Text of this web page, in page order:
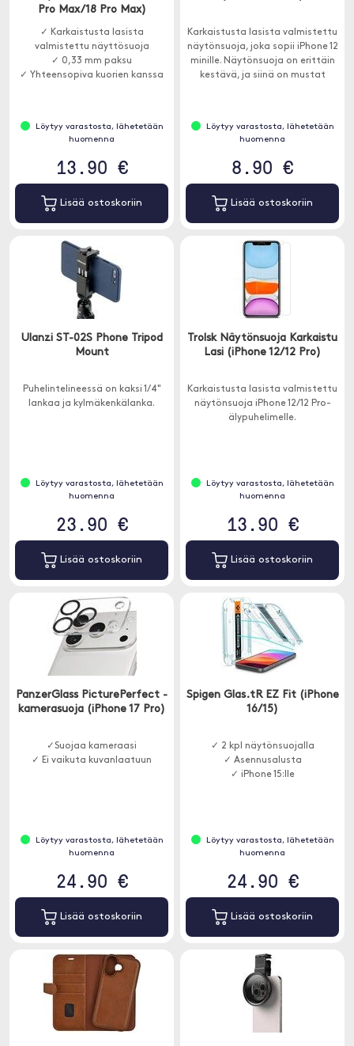
Pro Max/18 Pro Max)
✓ Karkaistusta lasista
valmistettu näyttösuoja
✓ 0,33 mm paksu
✓ Yhteensopiva kuorien kanssa
Löytyy varastosta, lähetetään
huomenna
13.90 €
Lisää ostoskoriin
Karkaistusta lasista valmistettu
näytönsuoja, joka sopii iPhone 12
minille. Näytönsuoja on erittäin
kestävä, ja siinä on mustat
Löytyy varastosta, lähetetään
huomenna
8.90 €
Lisää ostoskoriin
Ulanzi ST-02S Phone Tripod
Mount
Puhelintelineessä on kaksi 1/4"
lankaa ja kylmäkenkälanka.
Löytyy varastosta, lähetetään
huomenna
23.90 €
Lisää ostoskoriin
Trolsk Näytönsuoja Karkaistu
Lasi (iPhone 12/12 Pro)
Karkaistusta lasista valmistettu
näytönsuoja iPhone 12/12 Pro-
älypuhelimelle.
Löytyy varastosta, lähetetään
huomenna
13.90 €
Lisää ostoskoriin
PanzerGlass PicturePerfect -
kamerasuoja (iPhone 17 Pro)
✓Suojaa kameraasi
✓ Ei vaikuta kuvanlaatuun
Löytyy varastosta, lähetetään
huomenna
24.90 €
Lisää ostoskoriin
Spigen Glas.tR EZ Fit (iPhone
16/15)
✓ 2 kpl näytönsuojalla
✓ Asennusalusta
✓ iPhone 15:lle
Löytyy varastosta, lähetetään
huomenna
24.90 €
Lisää ostoskoriin